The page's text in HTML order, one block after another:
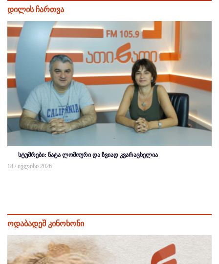
დილის ჩართვა
სტუმრები: ნატა ლომოური და ზვიად კვარაცხელია
18 / ივლისი 2026
ოდაბადეშ კინოხონი